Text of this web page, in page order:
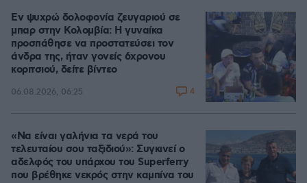
Εν ψυχρώ δολοφονία ζευγαριού σε
μπαρ στην Κολομβία: Η γυναίκα
προσπάθησε να προστατεύσει τον
άνδρα της, ήταν γονείς 6χρονου
κοριτσιού, δείτε βίντεο
06.08.2026, 06:25 4
«Να είναι γαλήνια τα νερά του
τελευταίου σου ταξιδιού»: Συγκινεί ο
αδελφός του υπάρχου του Superferry
που βρέθηκε νεκρός στην καμπίνα του